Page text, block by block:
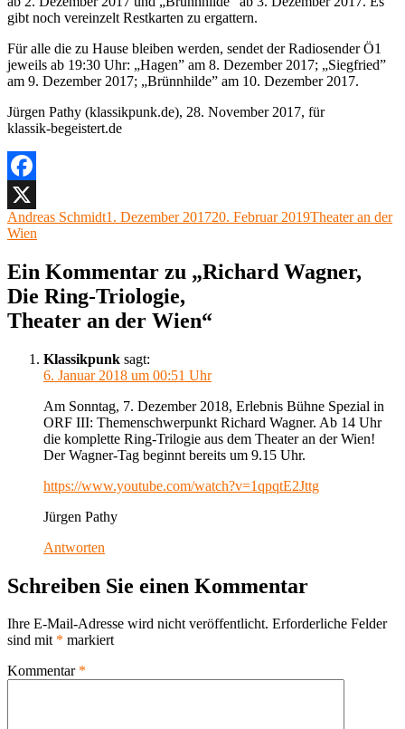
gibt noch vereinzelt Restkarten zu ergattern.
Für alle die zu Hause bleiben werden, sendet der Radiosender Ö1
jeweils ab 19:30 Uhr: „Hagen” am 8. Dezember 2017; „Siegfried”
am 9. Dezember 2017; „Brünnhilde” am 10. Dezember 2017.
Jürgen Pathy (klassikpunk.de), 28. November 2017, für
klassik-begeistert.de
Facebook
X
Autor
Andreas SchmidtVeröffentlicht
1. Dezember 201720. Februar 2019Kategorien
Theater an der
Wien
Ein Kommentar zu „Richard Wagner,
Die Ring-Triologie,
Theater an der Wien“
Klassikpunk sagt:
6. Januar 2018 um 00:51 Uhr
Am Sonntag, 7. Dezember 2018, Erlebnis Bühne Spezial in
ORF III: Themenschwerpunkt Richard Wagner. Ab 14 Uhr
die komplette Ring-Trilogie aus dem Theater an der Wien!
Der Wagner-Tag beginnt bereits um 9.15 Uhr.
https://www.youtube.com/watch?v=1qpqtE2Jttg
Jürgen Pathy
Antworten
Schreiben Sie einen Kommentar
Ihre E-Mail-Adresse wird nicht veröffentlicht. Erforderliche Felder
sind mit * markiert
Kommentar *